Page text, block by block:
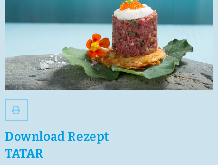
Download Rezept
TATAR